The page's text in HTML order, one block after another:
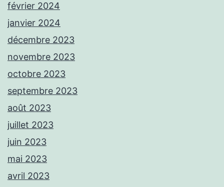
février 2024
janvier 2024
décembre 2023
novembre 2023
octobre 2023
septembre 2023
août 2023
juillet 2023
juin 2023
mai 2023
avril 2023